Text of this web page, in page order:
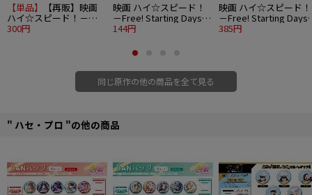
【単品】 【再販】映画
ハイ☆スピード！－
Free! Starting Days－ 激
300円
映画 ハイ☆スピード！
－Free! Starting Days－
ステンドグラス風蒔絵シ
144円
映画 ハイ☆スピード！
－Free! Starting Days
クリアファイル A
385円
同じ原作の他の商品を全て見る
" ハセ・プロ "の他の商品